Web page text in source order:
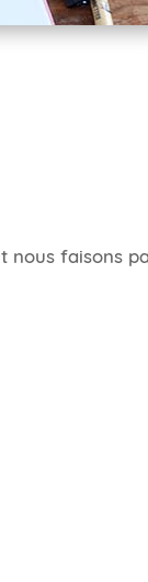
nous faisons